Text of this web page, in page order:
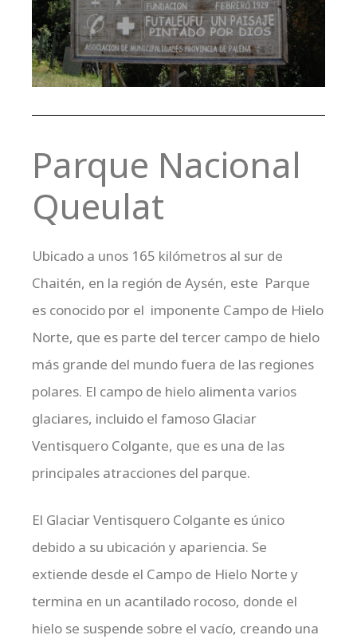
Parque Nacional
Queulat
Ubicado a unos 165 kilómetros al sur de
Chaitén, en la región de Aysén, este Parque
es conocido por el imponente Campo de Hielo
Norte, que es parte del tercer campo de hielo
más grande del mundo fuera de las regiones
polares. El campo de hielo alimenta varios
glaciares, incluido el famoso Glaciar
Ventisquero Colgante, que es una de las
principales atracciones del parque.
El Glaciar Ventisquero Colgante es único
debido a su ubicación y apariencia. Se
extiende desde el Campo de Hielo Norte y
termina en un acantilado rocoso, donde el
hielo se suspende sobre el vacío, creando una